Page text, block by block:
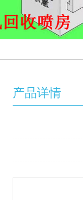
产品详情